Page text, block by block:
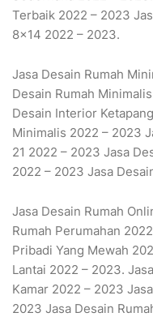
Terbaik 2022 – 2023
8×14 2022 – 2023.
Jasa Desain Rumah
Desain Rumah
Desain Interior
Minimalis 2022 – 2023
21 2022 – 2023 Jasa
2022 – 2023 Jasa
Jasa Desain Rumah
Rumah Perumahan
Pribadi Yang Mewah
Lantai 2022 – 2023.
Kamar 2022 – 2023
2023 Jasa Desain